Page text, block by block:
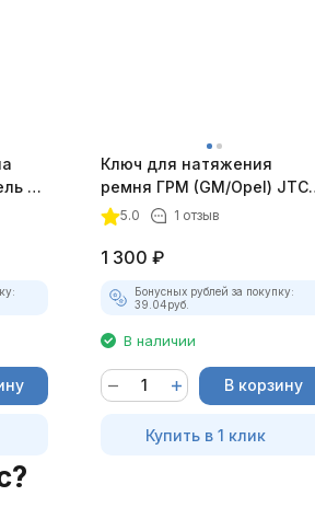
KF
Ключ для натяжения
ремня ГРМ (GM/Opel) JTC-
4484
5.0 1 отзыв
1 300 ₽
Бонусных рублей за покупку:
39.04руб.
В наличии
В корзину
Купить в 1 клик